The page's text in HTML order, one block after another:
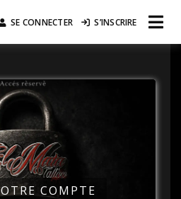
MATA
SE CONNECTER S’INSCRIRE
COMPTE